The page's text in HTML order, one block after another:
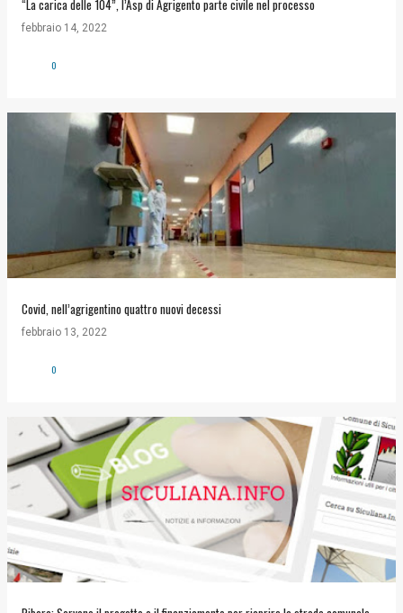
“La carica delle 104”, l’Asp di Agrigento parte civile nel processo
febbraio 14, 2022
0
Covid, nell’agrigentino quattro nuovi decessi
febbraio 13, 2022
0